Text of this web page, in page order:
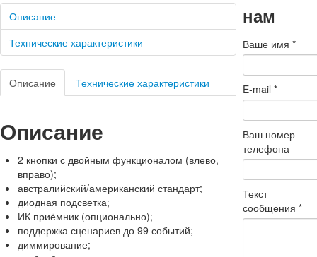
Описание
Технические характеристики
Описание Технические характеристики
Описание
2 кнопки с двойным функционалом (влево,
вправо);
австралийский/американский стандарт;
диодная подсветка;
ИК приёмник (опционально);
поддержка сценариев до 99 событий;
диммирование;
нам
Ваше имя*
E-mail*
Ваш номер
телефона
Текст
сообщения*